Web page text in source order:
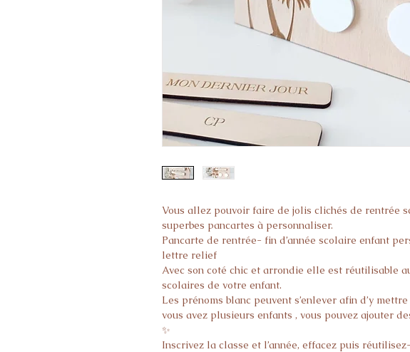
Vous allez pouvoir faire de jolis clichés de rentrée
superbes pancartes à personnaliser.
Pancarte de rentrée- fin d’année scolaire enfant
lettre relief
Avec son coté chic et arrondie elle est réutilisable
scolaires de votre enfant.
Les prénoms blanc peuvent s’enlever afin d’y
vous avez plusieurs enfants , vous pouvez ajouter
✨
Inscrivez la classe et l’année, effacez puis